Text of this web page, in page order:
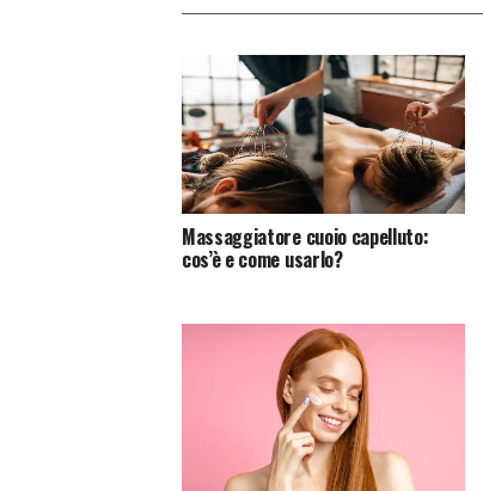
Massaggiatore cuoio capelluto:
cos’è e come usarlo?